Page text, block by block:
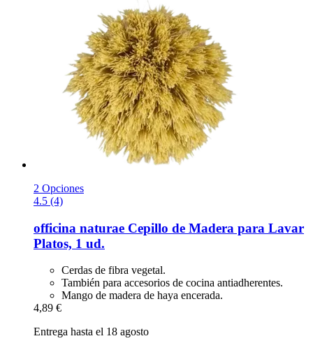
2 Opciones
4.5 (4)
officina naturae Cepillo de Madera para Lavar
Platos, 1 ud.
Cerdas de fibra vegetal.
También para accesorios de cocina antiadherentes.
Mango de madera de haya encerada.
4,89 €
Entrega hasta el 18 agosto